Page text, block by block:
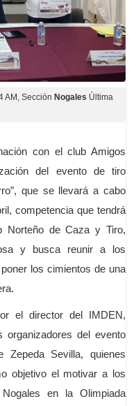
AM , Sección Nogales Última
con el club Amigos
del evento de tiro
que se llevará a cabo
competencia que tendrá
Norteño de Caza y Tiro,
y busca reunir a los
los cimientos de una
el director del IMDEN,
del evento
Zepeda Sevilla, quienes
objetivo el motivar a los
en la Olimpiada